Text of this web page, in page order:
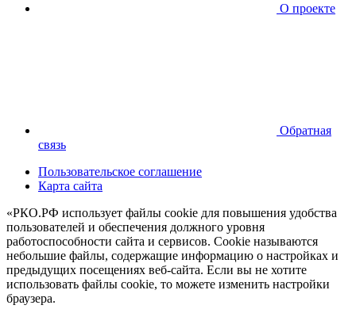
О проекте
Обратная
связь
Пользовательское соглашение
Карта сайта
«РКО.РФ использует файлы cookie для повышения удобства
пользователей и обеспечения должного уровня
работоспособности сайта и сервисов. Cookie называются
небольшие файлы, содержащие информацию о настройках и
предыдущих посещениях веб-сайта. Если вы не хотите
использовать файлы cookie, то можете изменить настройки
браузера.